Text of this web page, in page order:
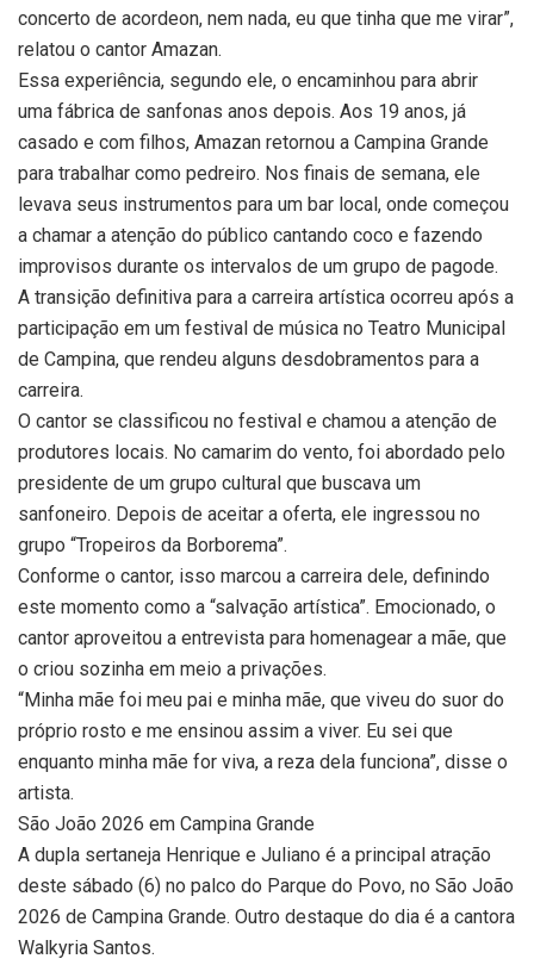
concerto de acordeon, nem nada, eu que tinha que me virar”,
relatou o cantor Amazan.
Essa experiência, segundo ele, o encaminhou para abrir
uma fábrica de sanfonas anos depois. Aos 19 anos, já
casado e com filhos, Amazan retornou a Campina Grande
para trabalhar como pedreiro. Nos finais de semana, ele
levava seus instrumentos para um bar local, onde começou
a chamar a atenção do público cantando coco e fazendo
improvisos durante os intervalos de um grupo de pagode.
A transição definitiva para a carreira artística ocorreu após a
participação em um festival de música no Teatro Municipal
de Campina, que rendeu alguns desdobramentos para a
carreira.
O cantor se classificou no festival e chamou a atenção de
produtores locais. No camarim do vento, foi abordado pelo
presidente de um grupo cultural que buscava um
sanfoneiro. Depois de aceitar a oferta, ele ingressou no
grupo “Tropeiros da Borborema”.
Conforme o cantor, isso marcou a carreira dele, definindo
este momento como a “salvação artística”. Emocionado, o
cantor aproveitou a entrevista para homenagear a mãe, que
o criou sozinha em meio a privações.
“Minha mãe foi meu pai e minha mãe, que viveu do suor do
próprio rosto e me ensinou assim a viver. Eu sei que
enquanto minha mãe for viva, a reza dela funciona”, disse o
artista.
São João 2026 em Campina Grande
A dupla sertaneja Henrique e Juliano é a principal atração
deste sábado (6) no palco do Parque do Povo, no São João
2026 de Campina Grande. Outro destaque do dia é a cantora
Walkyria Santos.